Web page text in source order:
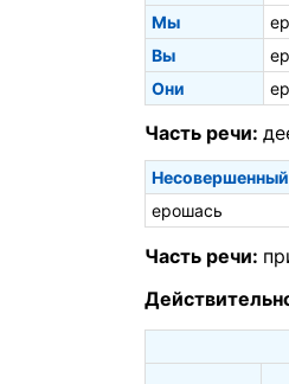
Мы
Вы
Они
Часть речи:
ерошась
Часть речи: